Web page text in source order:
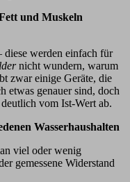
und Muskeln
diese werden einfach für
nicht wundern, warum
zwar einige Geräte, die
etwas genauer sind, doch
vom Ist-Wert ab.
Wasserhaushalten
viel oder wenig
gemessene Widerstand